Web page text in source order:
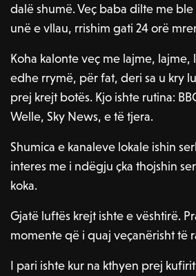
dalë shumë. Veç baba dilte me
unë e vllau, rrishim gati 24 orë
Koha kalonte veç me lajme, lajme,
edhe rrymë, për fat, deri sa u kry
prej krejt botës. Kjo ishte rutina:
Welle, Sky News, e të tjera.
Shumica e kanaleve lokale ishin
interes me i ndëgju çka thojshin
koka.
Gjatë luftës krejt ishte e vështirë.
momente që i quaj veçanërisht të
I pari ishte kur na kthyen prej